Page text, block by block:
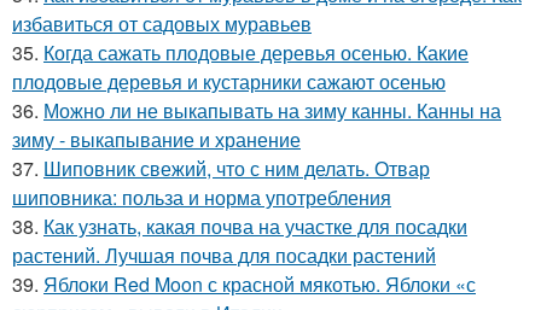
избавиться от садовых муравьев
35. Когда сажать плодовые деревья осенью. Какие
плодовые деревья и кустарники сажают осенью
36. Можно ли не выкапывать на зиму канны. Канны на
зиму - выкапывание и хранение
37. Шиповник свежий, что с ним делать. Отвар
шиповника: польза и норма употребления
38. Как узнать, какая почва на участке для посадки
растений. Лучшая почва для посадки растений
39. Яблоки Red Moon с красной мякотью. Яблоки «с